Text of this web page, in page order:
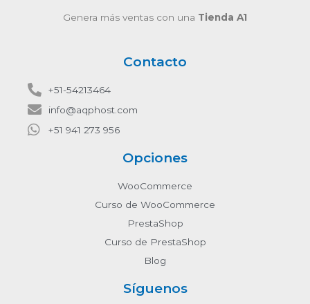
Genera más ventas con una Tienda A1
Contacto
+51-54213464
info@aqphost.com
+51 941 273 956
Opciones
WooCommerce
Curso de WooCommerce
PrestaShop
Curso de PrestaShop
Blog
Síguenos